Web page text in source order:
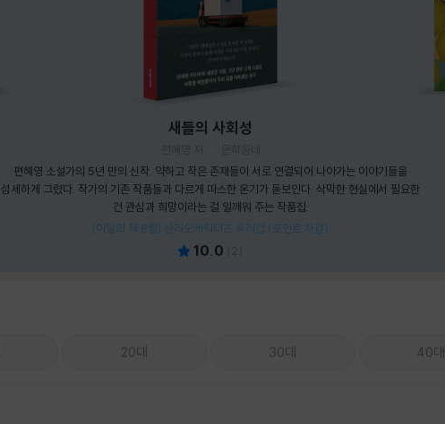
새들의 사회성
편혜영 소설가의 5년 만의 신작. 약하고 작은 존재들이 서로 연결되어 나아가는 이야기들을
섬세하게 그렸다. 작가의 기존 작품들과 다르게 따스한 온기가 돋보인다. 삭막한 현실에서 필요한
건 관심과 희망이라는 걸 일깨워 주는 작품집.
[이달의 책 8월] 산리오캐릭터즈 유리컵 (포인트 차감)
10.0
20대 30대 40대